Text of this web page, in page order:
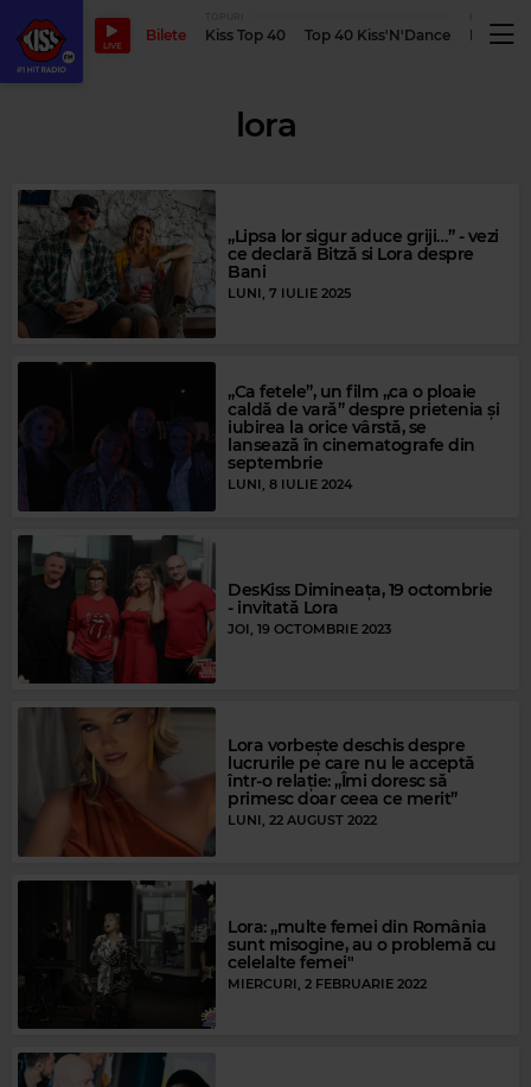
LIVE
Bilete Kiss Top 40 Top 40 Kiss'N'Dance
lora
„Lipsa lor sigur aduce griji…” - vezi
ce declară Bitză si Lora despre
Bani
LUNI, 7 IULIE 2025
„Ca fetele”, un film „ca o ploaie
caldă de vară” despre prietenia și
iubirea la orice vârstă, se
lansează în cinematografe din
septembrie
LUNI, 8 IULIE 2024
DesKiss Dimineața, 19 octombrie
- invitată Lora
JOI, 19 OCTOMBRIE 2023
Lora vorbește deschis despre
lucrurile pe care nu le acceptă
într-o relație: „Îmi doresc să
primesc doar ceea ce merit”
LUNI, 22 AUGUST 2022
Lora: „multe femei din România
sunt misogine, au o problemă cu
celelalte femei"
MIERCURI, 2 FEBRUARIE 2022